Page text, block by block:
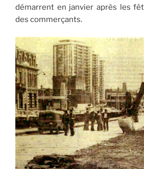
démarrent en janvier après les
des commerçants.